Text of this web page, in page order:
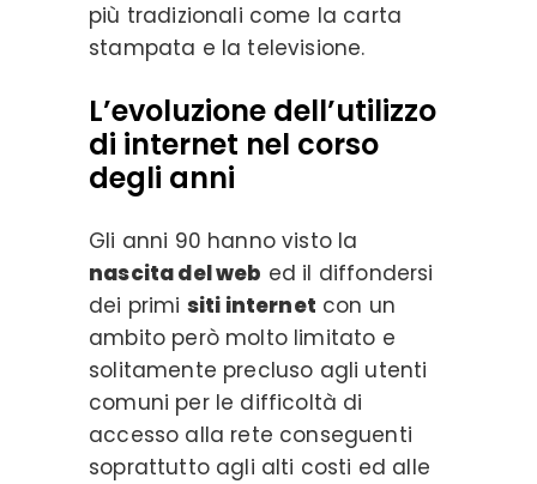
più tradizionali come la carta
stampata e la televisione.
L’evoluzione dell’utilizzo
di internet nel corso
degli anni
Gli anni 90 hanno visto la
nascita del web ed il diffondersi
dei primi siti internet con un
ambito però molto limitato e
solitamente precluso agli utenti
comuni per le difficoltà di
accesso alla rete conseguenti
soprattutto agli alti costi ed alle